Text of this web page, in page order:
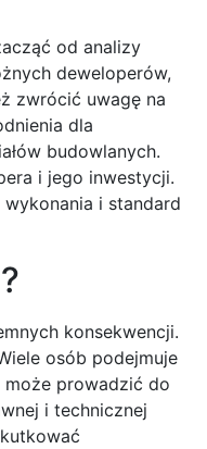
od analizy
deweloperów,
zwrócić uwagę na
dla
budowlanych.
i jego inwestycji.
i standard
konsekwencji.
osób podejmuje
może prowadzić do
i technicznej